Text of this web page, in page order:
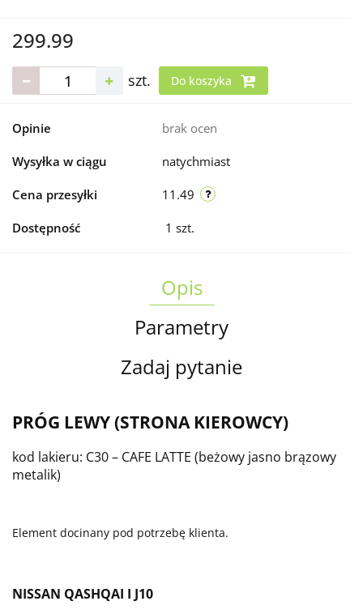
299.99
szt. Do koszyka
Opinie brak ocen
Wysyłka w ciągu natychmiast
Cena przesyłki 11.49
Dostępność 1 szt.
Opis
Parametry
Zadaj pytanie
PRÓG LEWY (STRONA KIEROWCY)
kod lakieru: C30 – CAFE LATTE (beżowy jasno brązowy
metalik)
Element docinany pod potrzebę klienta.
NISSAN QASHQAI I J10